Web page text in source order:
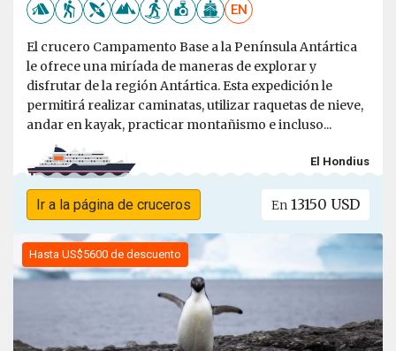
EN
El crucero Campamento Base a la Península Antártica
le ofrece una miríada de maneras de explorar y
disfrutar de la región Antártica. Esta expedición le
permitirá realizar caminatas, utilizar raquetas de nieve,
andar en kayak, practicar montañismo e incluso...
El Hondius
Ir a la página de cruceros En 13150 USD
Hasta US$5600 de descuento